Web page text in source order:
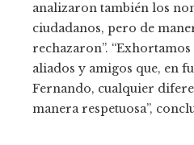
analizaron también los
ciudadanos, pero de
rechazaron”.
aliados y amigos que, en
Fernando, cualquier
manera respetuosa”,